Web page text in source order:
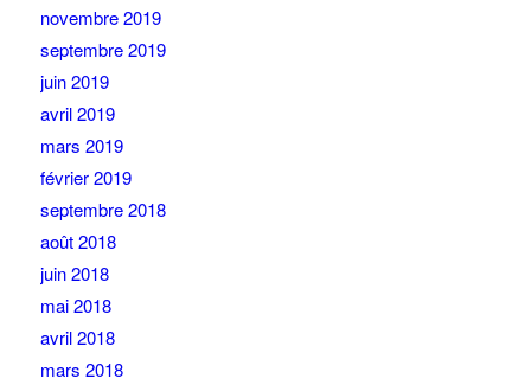
novembre 2019
septembre 2019
juin 2019
avril 2019
mars 2019
février 2019
septembre 2018
août 2018
juin 2018
mai 2018
avril 2018
mars 2018